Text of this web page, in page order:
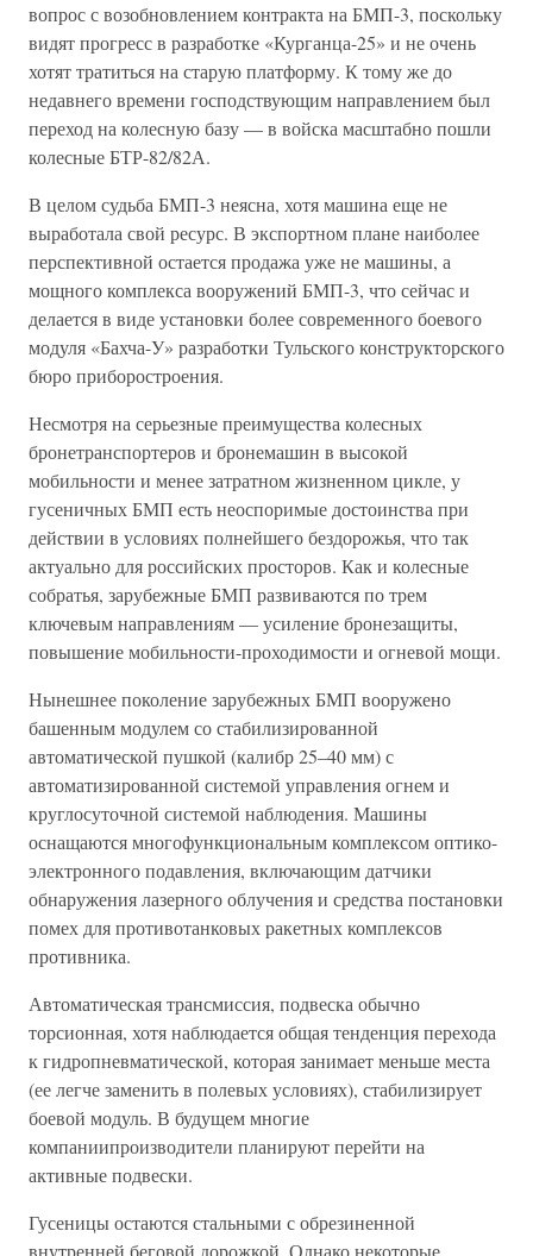
вопрос с возобновлением контракта на БМП-3, поскольку
видят прогресс в разработке «Курганца-25» и не очень
хотят тратиться на старую платформу. К тому же до
недавнего времени господствующим направлением был
переход на колесную базу — в войска масштабно пошли
колесные БТР-82/82А.
В целом судьба БМП-3 неясна, хотя машина еще не
выработала свой ресурс. В экспортном плане наиболее
перспективной остается продажа уже не машины, а
мощного комплекса вооружений БМП-3, что сейчас и
делается в виде установки более современного боевого
модуля «Бахча-У» разработки Тульского конструкторского
бюро приборостроения.
Несмотря на серьезные преимущества колесных
бронетранспортеров и бронемашин в высокой
мобильности и менее затратном жизненном цикле, у
гусеничных БМП есть неоспоримые достоинства при
действии в условиях полнейшего бездорожья, что так
актуально для российских просторов. Как и колесные
собратья, зарубежные БМП развиваются по трем
ключевым направлениям — усиление бронезащиты,
повышение мобильности-проходимости и огневой мощи.
Нынешнее поколение зарубежных БМП вооружено
башенным модулем со стабилизированной
автоматической пушкой (калибр 25–40 мм) с
автоматизированной системой управления огнем и
круглосуточной системой наблюдения. Машины
оснащаются многофункциональным комплексом оптико-
электронного подавления, включающим датчики
обнаружения лазерного облучения и средства постановки
помех для противотанковых ракетных комплексов
противника.
Автоматическая трансмиссия, подвеска обычно
торсионная, хотя наблюдается общая тенденция перехода
к гидропневматической, которая занимает меньше места
(ее легче заменить в полевых условиях), стабилизирует
боевой модуль. В будущем многие
компаниипроизводители планируют перейти на
активные подвески.
Гусеницы остаются стальными с обрезиненной
внутренней беговой дорожкой. Однако некоторые